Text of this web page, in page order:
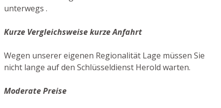
unterwegs .
Kurze Vergleichsweise kurze Anfahrt
Wegen unserer eigenen Regionalität Lage müssen Sie
nicht lange auf den Schlüsseldienst Herold warten.
Moderate Preise